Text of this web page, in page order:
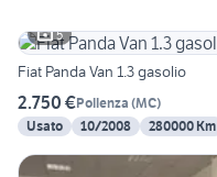
5
Fiat Panda Van 1.3 gasolio
2.750 €Pollenza (MC)
Usato
10/2008 280000 Km